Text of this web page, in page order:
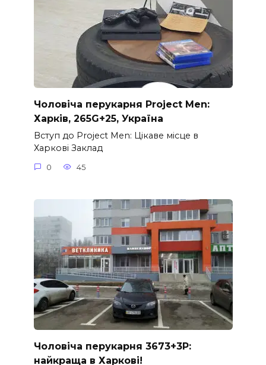
Чоловіча перукарня Project Men:
Харків, 265G+25, Україна
Вступ до Project Men: Цікаве місце в
Харкові Заклад
0 45
Чоловіча перукарня 3673+3P:
найкраща в Харкові!